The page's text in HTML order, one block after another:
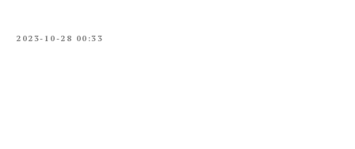
2023-10-28 00:33